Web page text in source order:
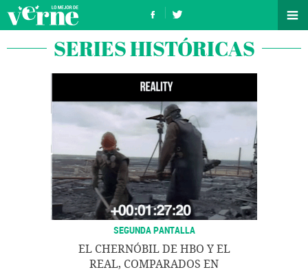
SERIES HISTÓRICAS
SEGUNDA PANTALLA
EL CHERNÓBIL DE HBO Y EL
REAL, COMPARADOS EN